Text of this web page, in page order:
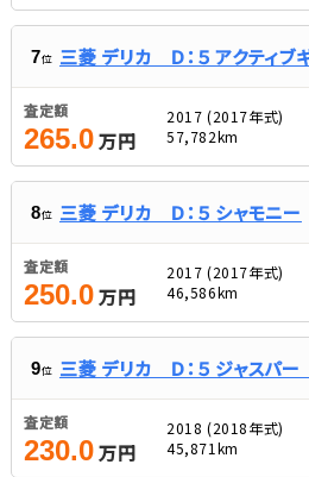
7位 三菱 デリカ Ｄ：５ アクティブ
査定額
265.0万円
2017 (2017年式)
57,782km
8位 三菱 デリカ Ｄ：５ シャモニー
査定額
250.0万円
2017 (2017年式)
46,586km
9位 三菱 デリカ Ｄ：５ ジャスパ
査定額
230.0万円
2018 (2018年式)
45,871km